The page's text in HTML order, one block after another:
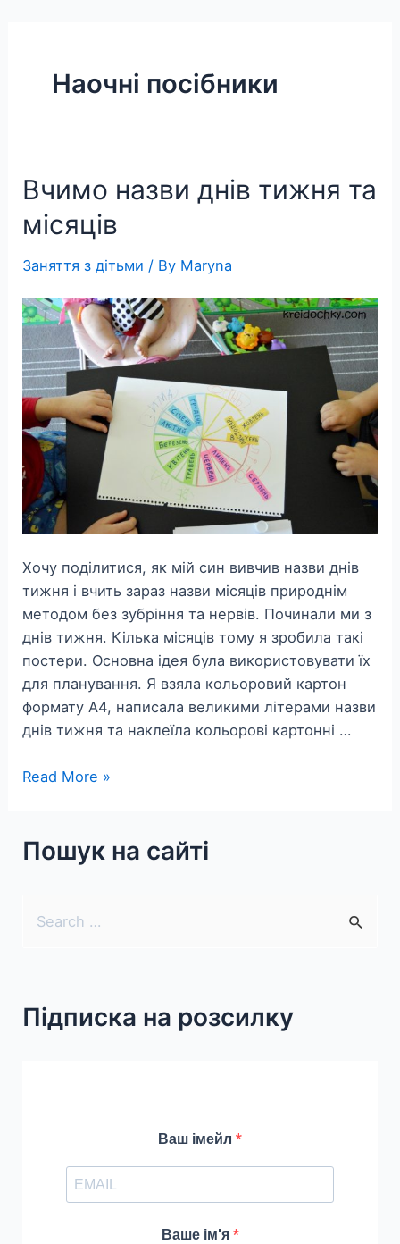
Наочні посібники
Вчимо назви днів тижня та
місяців
Заняття з дітьми / By Maryna
Хочу поділитися, як мій син вивчив назви днів
тижня і вчить зараз назви місяців природнім
методом без зубріння та нервів. Починали ми з
днів тижня. Кілька місяців тому я зробила такі
постери. Основна ідея була використовувати їх
для планування. Я взяла кольоровий картон
формату А4, написала великими літерами назви
днів тижня та наклеїла кольорові картонні …
Вчимо
тижня
Read More »
Пошук на сайті
cПідписка на розсилку
Ваш імейл
Ваше ім'я